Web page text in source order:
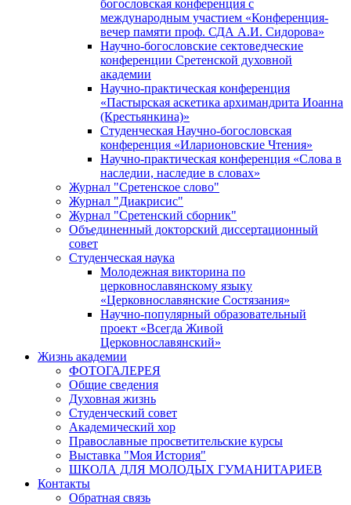
богословская конференция с
международным участием «Конференция-
вечер памяти проф. СДА А.И. Сидорова»
Научно-богословские сектоведческие
конференции Сретенской духовной
академии
Научно-практическая конференция
«Пастырская аскетика архимандрита Иоанна
(Крестьянкина)»
Студенческая Научно-богословская
конференция «Иларионовские Чтения»
Научно-практическая конференция «Cлова в
наследии, наследие в словах»
Журнал "Сретенское слово"
Журнал "Диакрисис"
Журнал "Сретенский сборник"
Объединенный докторский диссертационный
совет
Студенческая наука
Молодежная викторина по
церковнославянскому языку
«Церковнославянские Состязания»
Научно-популярный образовательный
проект «Всегда Живой
Церковнославянский»
Жизнь академии
ФОТОГАЛЕРЕЯ
Общие сведения
Духовная жизнь
Студенческий совет
Академический хор
Православные просветительские курсы
Выставка "Моя История"
ШКОЛА ДЛЯ МОЛОДЫХ ГУМАНИТАРИЕВ
Контакты
Обратная связь